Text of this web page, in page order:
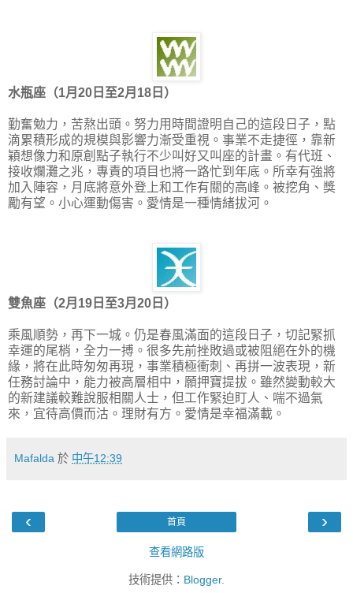
水瓶座（1月20日至2月18日）
勤奮勉力，苦熬出頭。努力用時間證明自己的這段日子，點
滴累積形成的規模與影響力漸受重視。事業不走捷徑，靠新
穎想像力和原創點子執行不少叫好又叫座的計畫。有代班、
接收爛灘之兆，專責的項目也將一路忙到年底。所幸有強將
加入陣容，月底將意外登上和工作有關的高峰。被挖角、獎
勵有望。小心運動傷害。愛情是一種情緒拔河。
雙魚座（2月19日至3月20日）
乘風順勢，再下一城。仍是春風滿面的這段日子，切記緊抓
幸運的尾梢，全力一搏。很多先前挫敗過或被阻絕在外的機
緣，將在此時匆匆再現，事業積極衝刺、再拼一波表現，新
任務討論中，能力被高層相中，願押寶提拔。雖然變動較大
的新建議較難說服相關人士，但工作緊迫盯人、喘不過氣
來，宜待高價而沽。理財有方。愛情是幸福滿載。
Mafalda 於 中午12:39
‹ ›
首頁
查看網路版
技術提供： Blogger.